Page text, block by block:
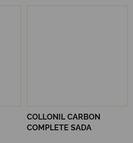
COLLONIL CARBON
COMPLETE SADA